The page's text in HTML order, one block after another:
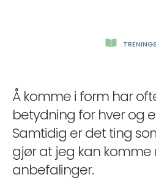
Å komme i form har
betydning for hver og
Samtidig er det ting
gjør at jeg kan
anbefalinger.